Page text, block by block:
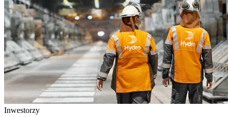
Inwestorzy